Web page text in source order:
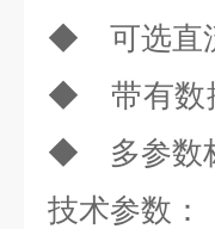
◆ 可选直
◆ 带有
◆ 多参数
技术参数 ：